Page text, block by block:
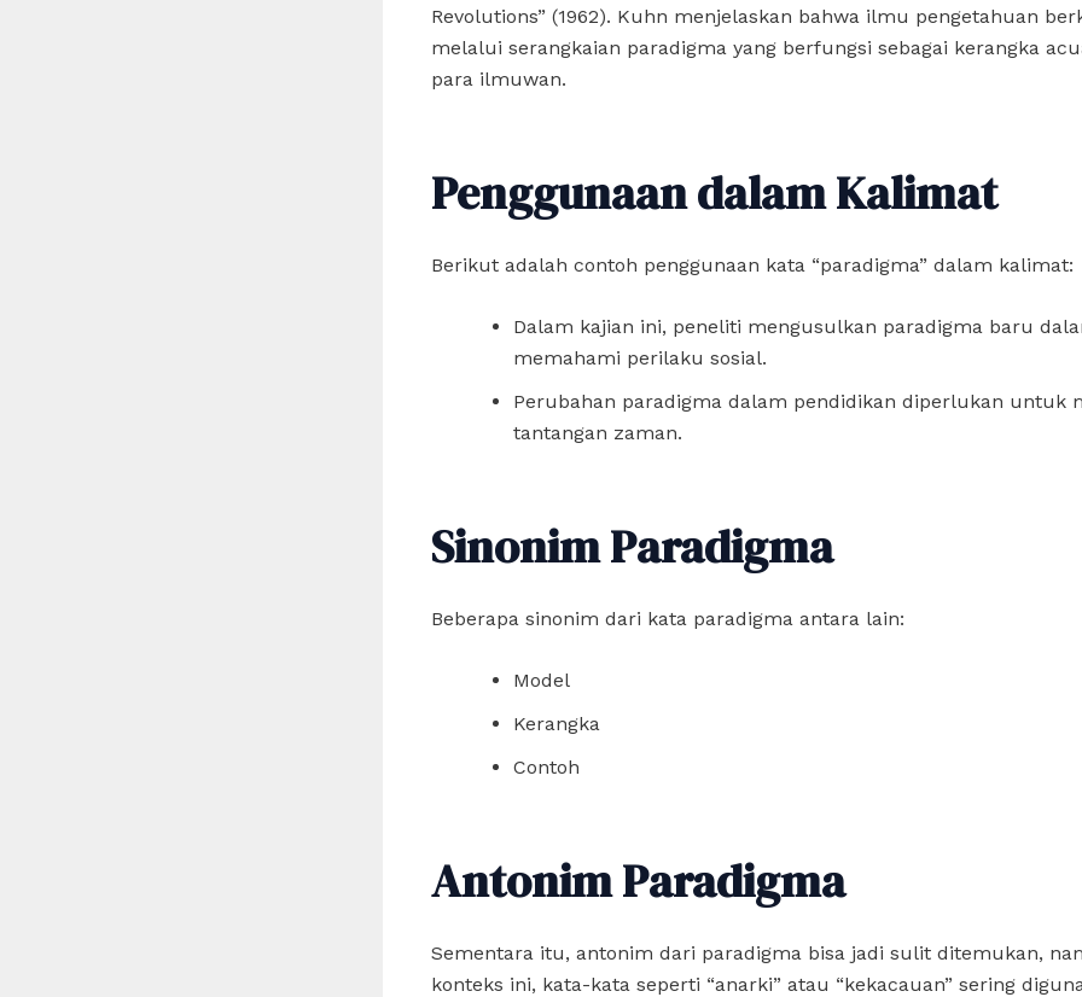
Revolutions” (1962). Kuhn menjelaskan bahwa ilmu pengetahuan
melalui serangkaian paradigma yang berfungsi sebagai kerangka
para ilmuwan.
Penggunaan dalam Kalimat
Berikut adalah contoh penggunaan kata “paradigma” dalam kalimat:
Dalam kajian ini, peneliti mengusulkan paradigma baru
memahami perilaku sosial.
Perubahan paradigma dalam pendidikan diperlukan untuk
tantangan zaman.
Sinonim Paradigma
Beberapa sinonim dari kata paradigma antara lain:
Model
Kerangka
Contoh
Antonim Paradigma
Sementara itu, antonim dari paradigma bisa jadi sulit ditemukan,
konteks ini, kata-kata seperti “anarki” atau “kekacauan” sering